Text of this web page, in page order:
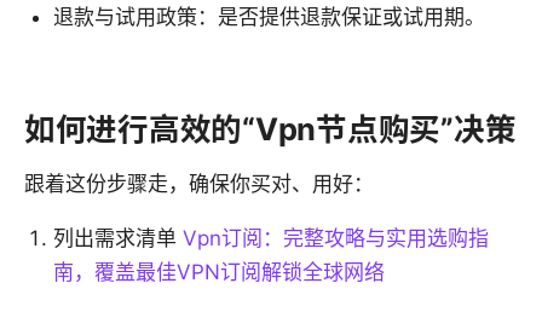
退款与试用政策：是否提供退款保证或试用期。
如何进行高效的“Vpn节点购买”决策
跟着这份步骤走，确保你买对、用好：
列出需求清单 Vpn订阅：完整攻略与实用选购指
南，覆盖最佳VPN订阅解锁全球网络